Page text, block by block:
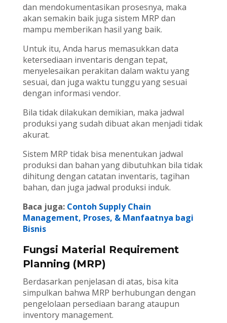
dan mendokumentasikan prosesnya, maka
akan semakin baik juga sistem MRP dan
mampu memberikan hasil yang baik.
Untuk itu, Anda harus memasukkan data
ketersediaan inventaris dengan tepat,
menyelesaikan perakitan dalam waktu yang
sesuai, dan juga waktu tunggu yang sesuai
dengan informasi vendor.
Bila tidak dilakukan demikian, maka jadwal
produksi yang sudah dibuat akan menjadi tidak
akurat.
Sistem MRP tidak bisa menentukan jadwal
produksi dan bahan yang dibutuhkan bila tidak
dihitung dengan catatan inventaris, tagihan
bahan, dan juga jadwal produksi induk.
Baca juga: Contoh Supply Chain
Management, Proses, & Manfaatnya bagi
Bisnis
Fungsi Material Requirement
Planning (MRP)
Berdasarkan penjelasan di atas, bisa kita
simpulkan bahwa MRP berhubungan dengan
pengelolaan persediaan barang ataupun
inventory management.